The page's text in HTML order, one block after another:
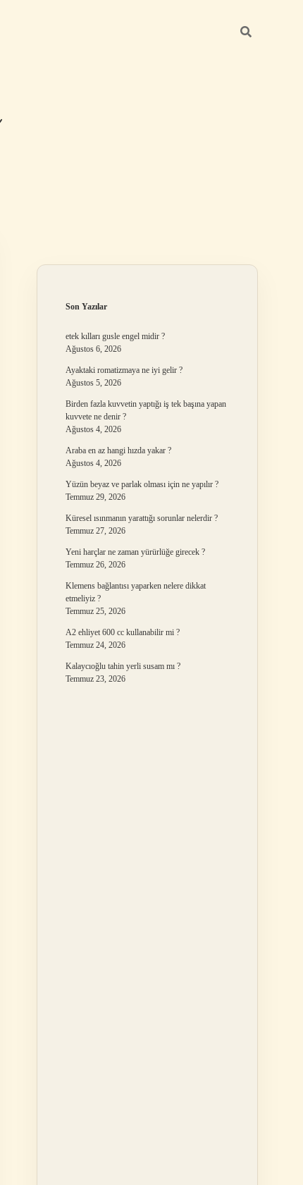
Son Yazılar
etek kılları gusle engel midir ?
Ağustos 6, 2026
Ayaktaki romatizmaya ne iyi gelir ?
Ağustos 5, 2026
Birden fazla kuvvetin yaptığı iş tek başına yapan
kuvvete ne denir ?
Ağustos 4, 2026
Araba en az hangi hızda yakar ?
Ağustos 4, 2026
Yüzün beyaz ve parlak olması için ne yapılır ?
Temmuz 29, 2026
Küresel ısınmanın yarattığı sorunlar nelerdir ?
Temmuz 27, 2026
Yeni harçlar ne zaman yürürlüğe girecek ?
Temmuz 26, 2026
Klemens bağlantısı yaparken nelere dikkat
etmeliyiz ?
Temmuz 25, 2026
A2 ehliyet 600 cc kullanabilir mi ?
Temmuz 24, 2026
Kalaycıoğlu tahin yerli susam mı ?
Temmuz 23, 2026